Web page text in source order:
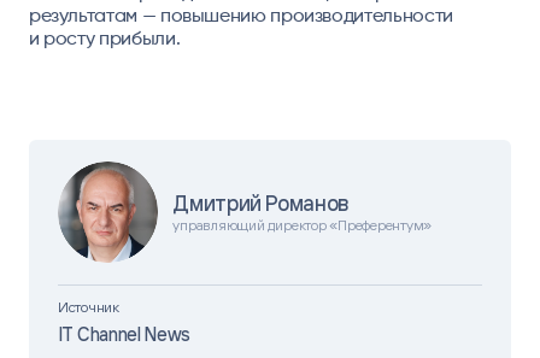
Дмитрий Романов
управляющий директор «Преферентум»
Источник
IT Channel News
результатам — повышению производительности
и росту прибыли.